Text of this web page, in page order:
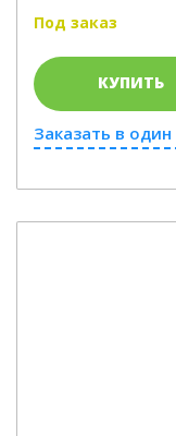
Под заказ
КУПИТЬ
Заказать в один